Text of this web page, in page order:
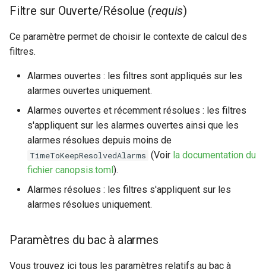
Filtre sur Ouverte/Résolue (requis)
Ce paramètre permet de choisir le contexte de calcul des
filtres.
Alarmes ouvertes : les filtres sont appliqués sur les
alarmes ouvertes uniquement.
Alarmes ouvertes et récemment résolues : les filtres
s'appliquent sur les alarmes ouvertes ainsi que les
alarmes résolues depuis moins de
TimeToKeepResolvedAlarms (Voir la documentation du
fichier canopsis.toml).
Alarmes résolues : les filtres s'appliquent sur les
alarmes résolues uniquement.
Paramètres du bac à alarmes
Vous trouvez ici tous les paramètres relatifs au bac à